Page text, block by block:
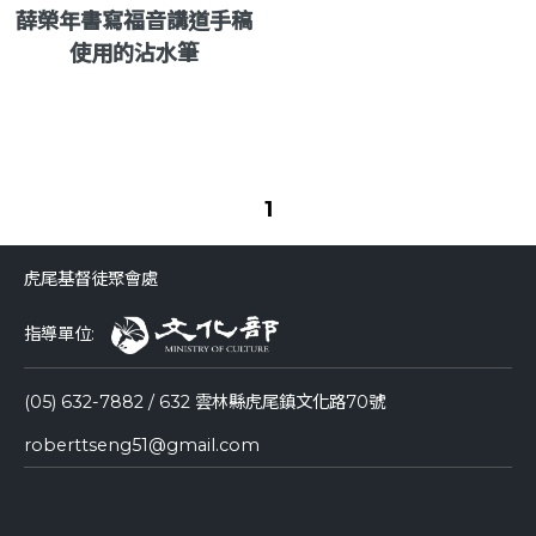
薛榮年書寫福音講道手稿
使用的沾水筆
1
虎尾基督徒聚會處
指導單位:
(05) 632-7882 / 632 雲林縣虎尾鎮文化路70號
roberttseng51@gmail.com